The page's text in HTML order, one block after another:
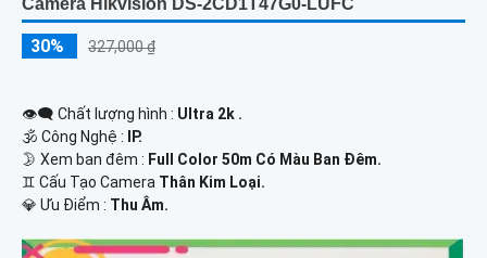
Camera Hikvision DS-2CD1T47G0-LUFC
30% 327,000 ₫
👁️‍🗨 Chất lượng hình : Ultra 2k .
🕉️ Công Nghệ :
IP.
🌛 Xem ban đêm : Full Color 50m Có Màu Ban Đêm.
♊ Cấu Tạo Camera Thân Kim Loại.
️💎 Ưu Điểm : Thu Âm.